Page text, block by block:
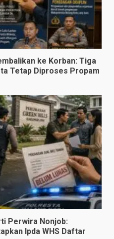
ke Korban: Tiga
Tetap Diproses Propam
Perwira Nonjob:
Ipda WHS Daftar